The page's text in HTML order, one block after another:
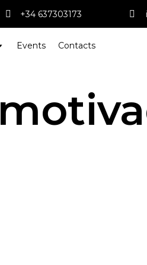
+34 637303173
Events Contacts